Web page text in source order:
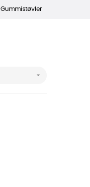
Gummistøvler
